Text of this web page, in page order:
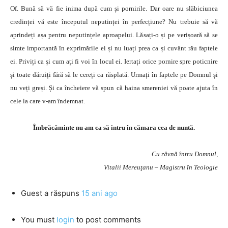
Of. Bună să vă fie inima după cum și pornirile. Dar oare nu slăbiciunea
credinței vă este începutul neputinței în perfecțiune? Nu trebuie să vă
aprindeți așa pentru neputințele aproapelui. Lăsați-o și pe verișoară să se
simte importantă în exprimările ei și nu luați prea ca și cuvânt rău faptele
ei. Priviți ca și cum ați fi voi în locul ei. Iertați orice pornire spre poticnire
și toate dăruiți fără să le cereți ca răsplată. Urmați în faptele pe Domnul și
nu veți greși. Și ca încheiere vă spun că haina smereniei vă poate ajuta în
cele la care v-am îndemnat.
Îmbrăcăminte nu am ca să intru în cămara cea de nuntă.
Cu râvnă întru Domnul,
Vitalii Mereuţanu – Magistru în Teologie
Guest a răspuns 15 ani ago
You must login to post comments